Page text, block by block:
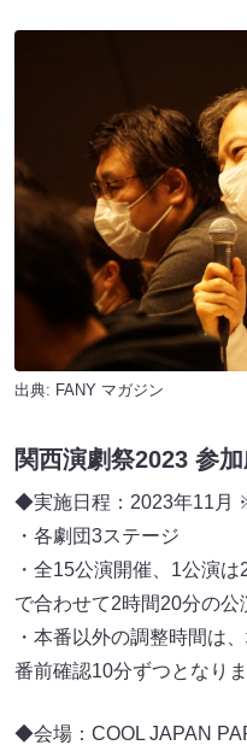
出典: FANY マガジン
関西演劇祭2023 参
◆実施日程：2023年11月
・各劇団3ステージ
・全15公演開催、1公演
で合わせて2時間20分の公
・本番以外の調整時間は
番前確認10分ずつとなりま
◆会場：COOL JAPAN